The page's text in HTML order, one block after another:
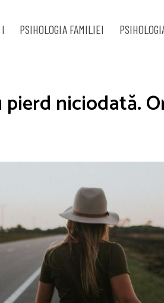
PSIHOLOGIA FAMILIEI
pierd niciodată.